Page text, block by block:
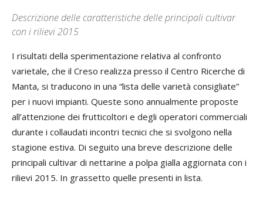
Descrizione delle caratteristiche delle principali cultivar
con i rilievi 2015
I risultati della sperimentazione relativa al confronto
varietale, che il Creso realizza presso il Centro Ricerche di
Manta, si traducono in una “lista delle varietà consigliate”
per i nuovi impianti. Queste sono annualmente proposte
all’attenzione dei frutticoltori e degli operatori commerciali
durante i collaudati incontri tecnici che si svolgono nella
stagione estiva. Di seguito una breve descrizione delle
principali cultivar di nettarine a polpa gialla aggiornata con i
rilievi 2015. In grassetto quelle presenti in lista.